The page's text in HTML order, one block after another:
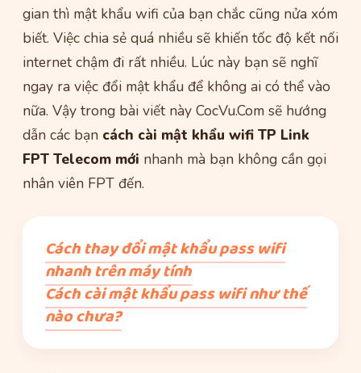
gian thì mật khẩu wifi của bạn chắc cũng nửa xóm
biết. Việc chia sẻ quá nhiều sẽ khiến tốc độ kết nối
internet chậm đi rất nhiều. Lúc này bạn sẽ nghĩ
ngay ra việc đổi mật khẩu để không ai có thể vào
nữa. Vậy trong bài viết này CocVu.Com sẽ hướng
dẫn các bạn cách cài mật khẩu wifi TP Link
FPT Telecom mới nhanh mà bạn không cần gọi
nhân viên FPT đến.
Cách thay đổi mật khẩu pass wifi
nhanh trên máy tính
Cách cài mật khẩu pass wifi như thế
nào chưa?